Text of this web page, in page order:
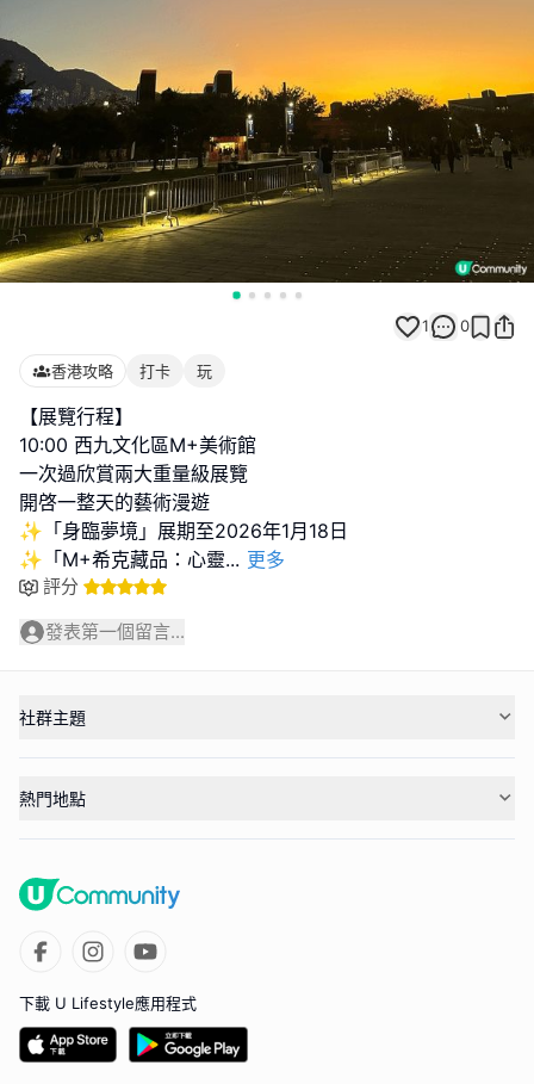
1 0
香港攻略 打卡 玩
【展覽行程】
10:00 西九文化區M+美術館
一次過欣賞兩大重量級展覽
開啓一整天的藝術漫遊
✨「身臨夢境」展期至2026年1月18日
✨「M+希克藏品：心靈... 更多
評分
發表第一個留言...
社群主題
熱門地點
下載 U Lifestyle應用程式